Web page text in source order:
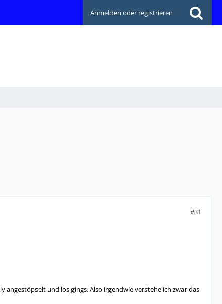
Anmelden oder registrieren
#31
angestöpselt und los gings. Also irgendwie verstehe ich zwar das